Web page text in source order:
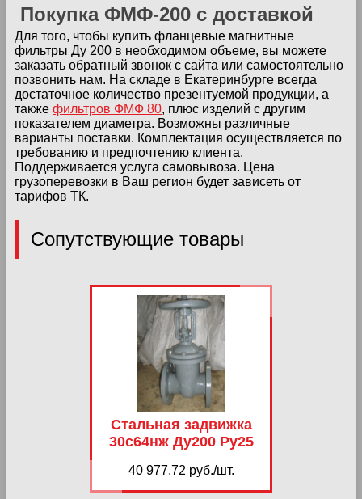
Покупка ФМФ-200 с доставкой
Для того, чтобы купить фланцевые магнитные
фильтры Ду 200 в необходимом объеме, вы можете
заказать обратный звонок с сайта или самостоятельно
позвонить нам. На складе в Екатеринбурге всегда
достаточное количество презентуемой продукции, а
также фильтров ФМФ 80, плюс изделий с другим
показателем диаметра. Возможны различные
варианты поставки. Комплектация осуществляется по
требованию и предпочтению клиента.
Поддерживается услуга самовывоза. Цена
грузоперевозки в Ваш регион будет зависеть от
тарифов ТК.
Сопутствующие товары
Стальная задвижка
30с64нж Ду200 Ру25
40 977,72 руб./шт.